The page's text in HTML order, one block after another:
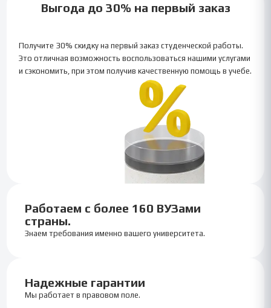
Выгода до 30% на первый заказ
Получите 30% скидку на первый заказ студенческой работы.
Это отличная возможность воспользоваться нашими услугами
и сэкономить, при этом получив качественную помощь в учебе.
Работаем с более 160 ВУЗами
страны.
Знаем требования именно вашего университета.
Надежные гарантии
Мы работает в правовом поле.